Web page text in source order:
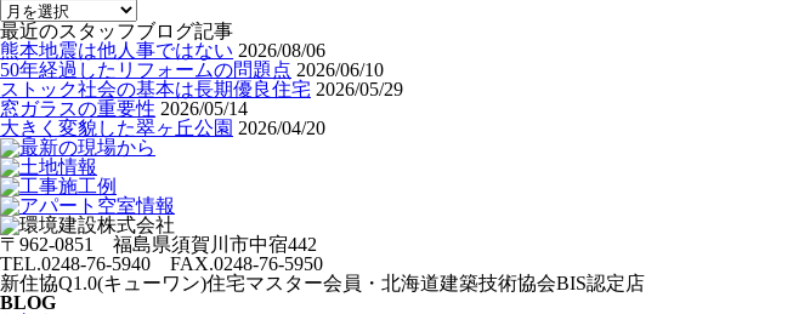
最近のスタッフブログ記事
熊本地震は他人事ではない 2026/08/06
50年経過したリフォームの問題点 2026/06/10
ストック社会の基本は長期優良住宅 2026/05/29
窓ガラスの重要性 2026/05/14
大きく変貌した翠ヶ丘公園 2026/04/20
〒962-0851 福島県須賀川市中宿442
TEL.0248-76-5940 FAX.0248-76-5950
新住協Q1.0(キューワン)住宅マスター会員・北海道建築技術協会BIS認定店
BLOG